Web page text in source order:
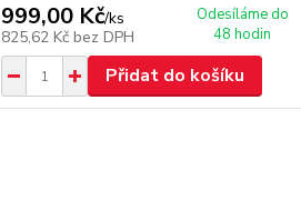
999,00 Kč/ks
825,62 Kč bez DPH
Odesíláme do
48 hodin
Přidat do košíku